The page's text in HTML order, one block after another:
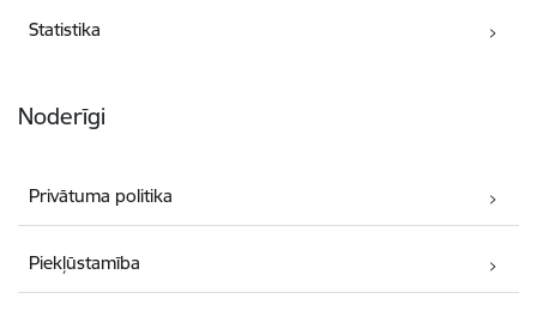
Statistika
Noderīgi
Privātuma politika
Piekļūstamība